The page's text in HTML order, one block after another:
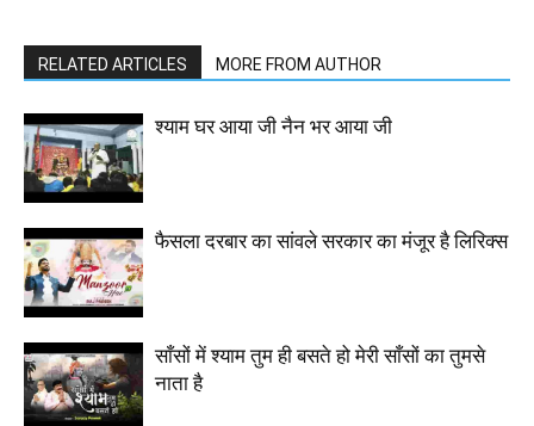
RELATED ARTICLES MORE FROM AUTHOR
श्याम घर आया जी नैन भर आया जी
फैसला दरबार का सांवले सरकार का मंजूर है लिरिक्स
साँसों में श्याम तुम ही बसते हो मेरी साँसों का तुमसे
नाता है